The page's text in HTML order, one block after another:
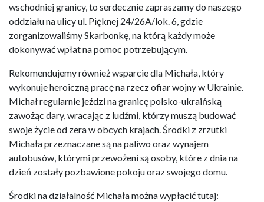
wschodniej granicy, to serdecznie zapraszamy do naszego
oddziału na ulicy ul. Pięknej 24/26A/lok. 6, gdzie
zorganizowaliśmy Skarbonkę, na którą każdy może
dokonywać wpłat na pomoc potrzebującym.
Rekomendujemy również wsparcie dla Michała, który
wykonuje heroiczną pracę na rzecz ofiar wojny w Ukrainie.
Michał regularnie jeździ na granicę polsko-ukraińską
zawożąc dary, wracając z ludźmi, którzy muszą budować
swoje życie od zera w obcych krajach. Środki z zrzutki
Michała przeznaczane są na paliwo oraz wynajem
autobusów, którymi przewożeni są osoby, które z dnia na
dzień zostały pozbawione pokoju oraz swojego domu.
Środki na działalność Michała można wypłacić tutaj: